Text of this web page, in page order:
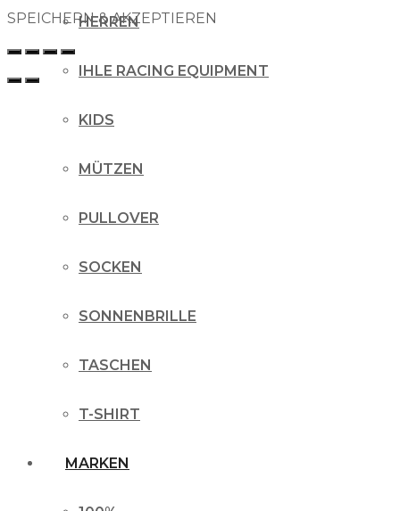
HERREN
IHLE RACING EQUIPMENT
KIDS
MÜTZEN
PULLOVER
SOCKEN
SONNENBRILLE
TASCHEN
T-SHIRT
MARKEN
SPEICHERN & AKZEPTIEREN